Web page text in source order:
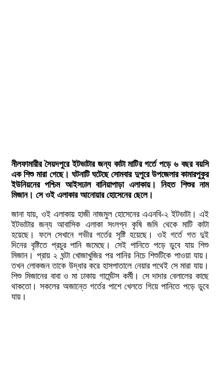
নীলফামারীর সৈয়দপুরে ইটভাটার জন্য কাটা মাটির গর্তে পড়ে ৬ বছর বয়সি
এক শিশু মারা গেছে। ঘটনাটি ঘটেছে সোমবার দুপুরে উপজেলার কামারপুকুর
ইউনিয়নের পশ্চিম আইসঢাল বানিয়াপাড়া এলাকায়। নিহত শিশুর নাম
মিজান। সে ওই এলাকার আনোয়ার হোসেনের ছেলে।
জানা যায়, ওই এলাকায় হাজী নাজমুল হোসেনের এএনবি-২ ইটভাটা। এই
ইটভাটার জন্য আবাসিক এলাকা সংলগ্ন কৃষি জমি থেকে মাটি কাটা
হয়েছে। ফলে সেখানে গভীর গর্তের সৃষ্টি হয়েছে। ওই গর্তে গত দুই
দিনের বৃষ্টিতে প্রচুর পানি জমেছে। সেই পানিতে পড়ে ডুবে যায় শিশু
মিজান। প্রায় ২ ঘন্টা খোজাখুজির পর পানির নিচে শিশুটিকে পাওয়া যায়।
তখন লোকজন তাকে উদ্ধার করে হাসপাতালে নেয়ার পথেই সে মারা যায়।
শিশু মিজানের বাবা ও মা ঢাকায় গার্মেন্টস কর্মী। সে দাদার বেলালের কাছে
থাকতো। সকলের অজান্তে গর্তের পাশে খেলতে গিয়ে পানিতে পড়ে ডুবে
যায়।